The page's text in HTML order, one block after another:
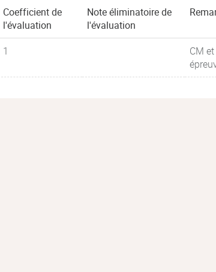
Coefficient de
l'évaluation
Note éliminatoire de
l'évaluation
1
CM